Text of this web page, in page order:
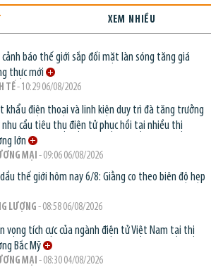
XEM NHIỀU
cảnh báo thế giới sắp đối mặt làn sóng tăng giá
thực mới
TẾ- 10:29 06/08/2026
khẩu điện thoại và linh kiện duy trì đà tăng trưởng
nhu cầu tiêu thụ điện tử phục hồi tại nhiều thị
lớn
MẠI - 09:06 06/08/2026
thế giới hôm nay 6/8: Giằng co theo biên độ hẹp
LƯỢNG- 08:58 06/08/2026
vọng tích cực của ngành điện tử Việt Nam tại thị
Bắc Mỹ
MẠI - 08:30 04/08/2026